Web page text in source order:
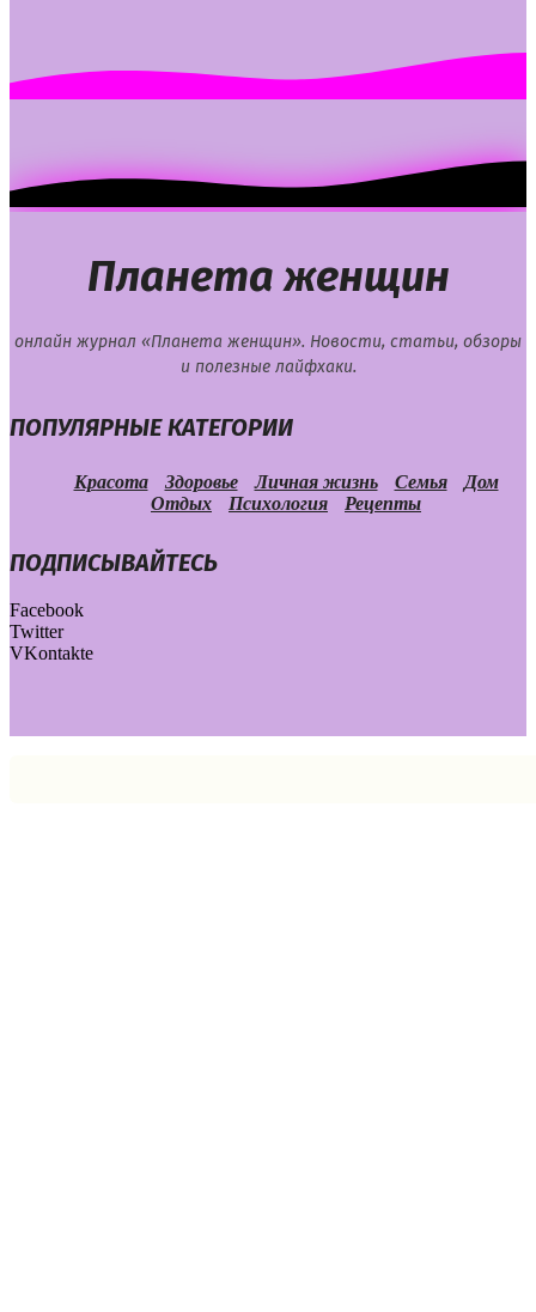
Планета женщин
онлайн журнал «Планета женщин». Новости, статьи, обзоры
и полезные лайфхаки.
ПОПУЛЯРНЫЕ КАТЕГОРИИ
Красота Здоровье Личная жизнь Семья
Дом
Отдых
Психология Рецепты
ПОДПИСЫВАЙТЕСЬ
Facebook
Twitter
VKontakte